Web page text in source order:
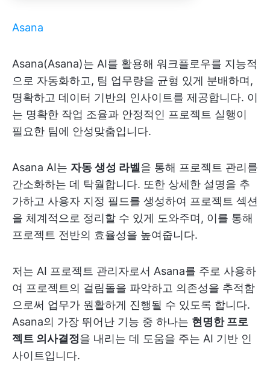
Asana
Asana(Asana)는 AI를 활용해 워크플로우를 지능적
으로 자동화하고, 팀 업무량을 균형 있게 분배하며,
명확하고 데이터 기반의 인사이트를 제공합니다. 이
는 명확한 작업 조율과 안정적인 프로젝트 실행이
필요한 팀에 안성맞춤입니다.
Asana AI는 자동 생성 라벨 을 통해 프로젝트 관리를
간소화하는 데 탁월합니다. 또한 상세한 설명을 추
가하고 사용자 지정 필드를 생성하여 프로젝트 섹션
을 체계적으로 정리할 수 있게 도와주며, 이를 통해
프로젝트 전반의 효율성을 높여줍니다.
저는 AI 프로젝트 관리자로서 Asana를 주로 사용하
여 프로젝트의 걸림돌을 파악하고 의존성을 추적함
으로써 업무가 원활하게 진행될 수 있도록 합니다.
Asana의 가장 뛰어난 기능 중 하나는 현명한 프로
젝트 의사결정을 내리는 데 도움을 주는 AI 기반 인
사이트입니다.